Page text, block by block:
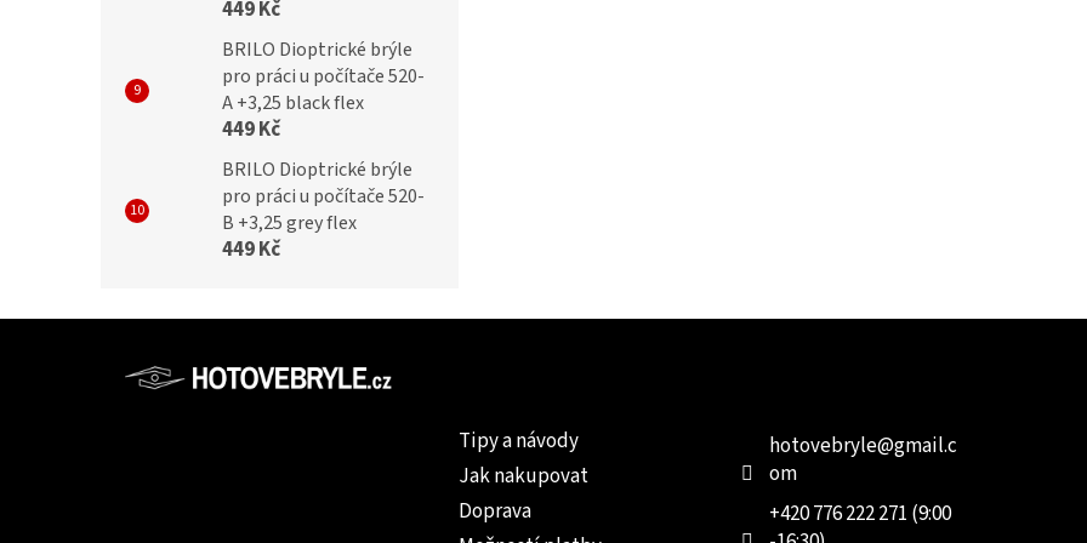
449 Kč
BRILO Dioptrické brýle
pro práci u počítače 520-
A +3,25 black flex
449 Kč
BRILO Dioptrické brýle
pro práci u počítače 520-
B +3,25 grey flex
449 Kč
Tipy a návody
Jak nakupovat
Doprava
hotovebryle@gmail.c
om
+420 776 222 271 (9:00